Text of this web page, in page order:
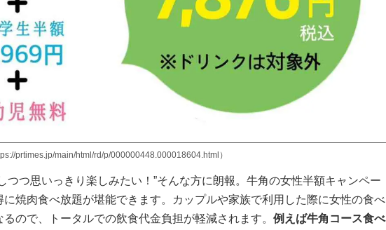
prtimes.jp/main/html/rd/p/000000448.000018604.html）
つつ思いっきり楽しみたい！”そんな方に朗報。牛角の女性半額キャンペー
に焼肉食べ放題が堪能できます。カップルや家族で利用した際に女性の食べ
ので、トータルでの飲食代金負担が軽減されます。 例えば牛角コース食べ